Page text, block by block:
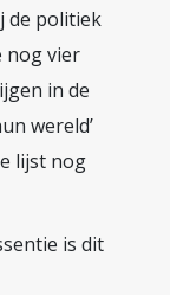
de politiek
nog vier
in de
wereld’
lijst nog
is dit